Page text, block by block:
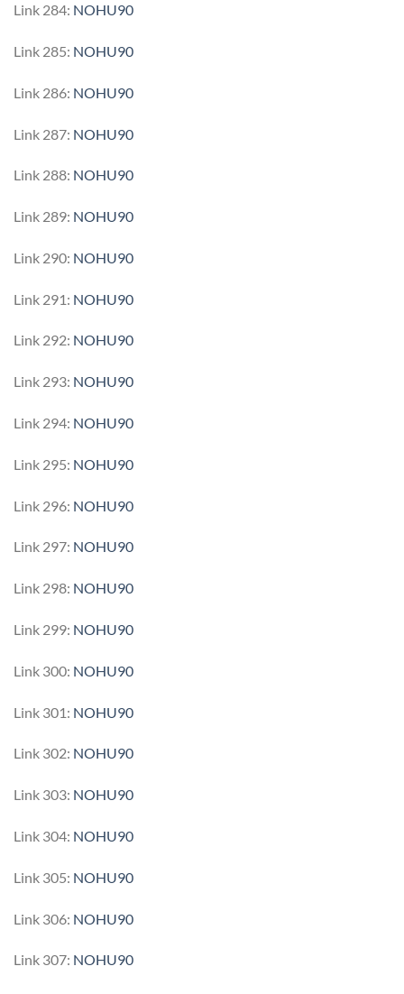
Link 284: NOHU90
Link 285: NOHU90
Link 286: NOHU90
Link 287: NOHU90
Link 288: NOHU90
Link 289: NOHU90
Link 290: NOHU90
Link 291: NOHU90
Link 292: NOHU90
Link 293: NOHU90
Link 294: NOHU90
Link 295: NOHU90
Link 296: NOHU90
Link 297: NOHU90
Link 298: NOHU90
Link 299: NOHU90
Link 300: NOHU90
Link 301: NOHU90
Link 302: NOHU90
Link 303: NOHU90
Link 304: NOHU90
Link 305: NOHU90
Link 306: NOHU90
Link 307: NOHU90